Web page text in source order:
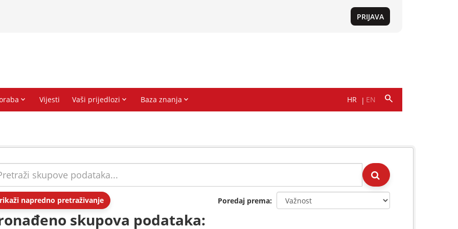
napredno pretraživanje Poredaj prema
skupova podataka: